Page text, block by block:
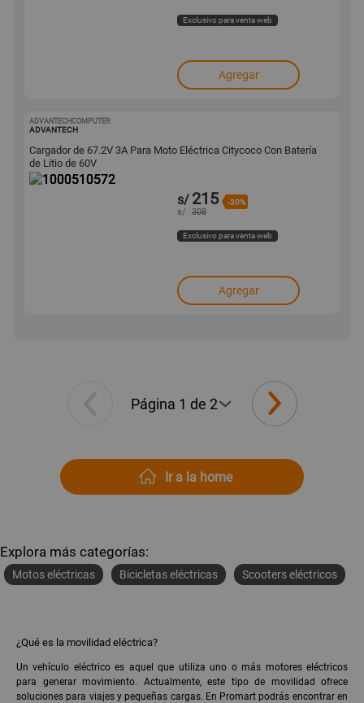
Exclusivo para venta web
Agregar
ADVANTECHCOMPUTER
ADVANTECH
Cargador de 67.2V 3A Para Moto Eléctrica Citycoco Con Batería
de Litio de 60V
s/ 215 -30%
s/ 308
Exclusivo para venta web
Agregar
Ir a la home
Explora más categorías:
Motos eléctricas Bicicletas eléctricas Scooters eléctricos
¿Qué es la movilidad eléctrica?
Un vehículo eléctrico es aquel que utiliza uno o más motores eléctricos
para generar movimiento. Actualmente, este tipo de movilidad ofrece
soluciones para viajes y pequeñas cargas. En Promart podrás encontrar en